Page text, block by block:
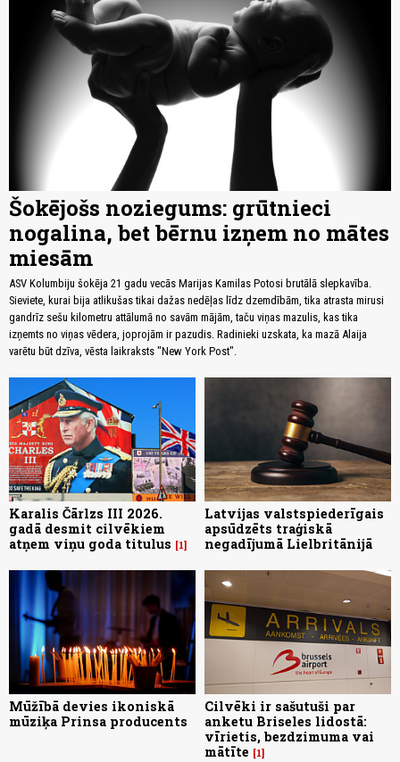
Šokējošs noziegums: grūtnieci
nogalina, bet bērnu izņem no mātes
miesām
ASV Kolumbiju šokēja 21 gadu vecās Marijas Kamilas Potosi brutālā slepkavība.
Sieviete, kurai bija atlikušas tikai dažas nedēļas līdz dzemdībām, tika atrasta mirusi
gandrīz sešu kilometru attālumā no savām mājām, taču viņas mazulis, kas tika
izņemts no viņas vēdera, joprojām ir pazudis. Radinieki uzskata, ka mazā Alaija
varētu būt dzīva, vēsta laikraksts "New York Post".
Karalis Čārlzs III 2026.
gadā desmit cilvēkiem
atņem viņu goda titulus
1
Latvijas valstspiederīgais
apsūdzēts traģiskā
negadījumā Lielbritānijā
Mūžībā devies ikoniskā
mūziķa Prinsa producents
Cilvēki ir sašutuši par
anketu Briseles lidostā:
vīrietis, bezdzimuma vai
mātīte
1